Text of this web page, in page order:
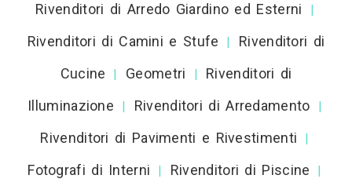
Rivenditori di Arredo Giardino ed Esterni |
Rivenditori di Camini e Stufe |
Rivenditori di
Cucine
| Geometri |
Rivenditori di
Illuminazione
| Rivenditori di Arredamento |
Rivenditori di Pavimenti e Rivestimenti |
Fotografi di Interni | Rivenditori di Piscine |